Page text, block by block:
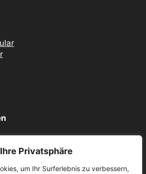
Privatsphäre
um Ihr Surferlebnis zu verbessern,